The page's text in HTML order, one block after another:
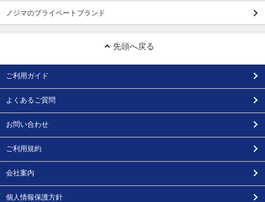
ノジマのプライベートブランド
先頭へ戻る
ご利用ガイド
よくあるご質問
お問い合わせ
ご利用規約
会社案内
個人情報保護方針